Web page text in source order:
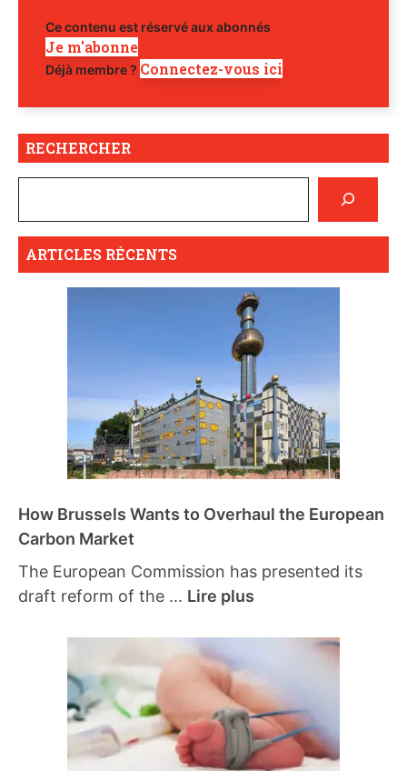
Ce contenu est réservé aux abonnés
Je m'abonne
Déjà membre ? Connectez-vous ici
RECHERCHER
ARTICLES RÉCENTS
How Brussels Wants to Overhaul the European
Carbon Market
The European Commission has presented its
draft reform of the ... Lire plus